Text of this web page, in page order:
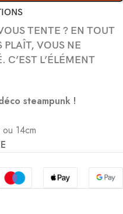
TENTE ? EN TOUT
PLAÎT, VOUS NE
C’EST L’ÉLÉMENT
steampunk !
14cm